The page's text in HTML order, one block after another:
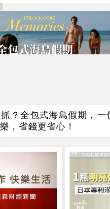
？全包式海島假期，一
，省錢更省心！
PR
PR・三得利健康網